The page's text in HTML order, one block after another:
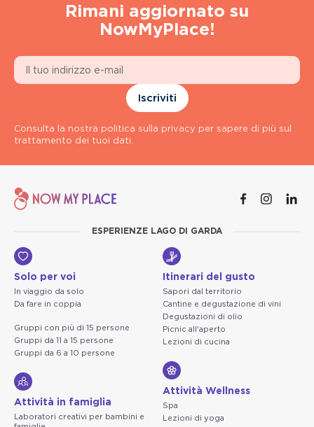
Rimani aggiornato su
NowMyPlace!
Iscriviti
Consulta la nostra politica sulla privacy per sapere di più sul
trattamento dei tuoi dati.
ESPERIENZE LAGO DI GARDA
Solo per voi
In viaggio da solo
Da fare in coppia
Gruppi con più di 15 persone
Gruppi da 11 a 15 persone
Gruppi da 6 a 10 persone
Attività in famiglia
Laboratori creativi per bambini e
Itinerari del gusto
Sapori dal territorio
Cantine e degustazione di vini
Degustazioni di olio
Picnic all'aperto
Lezioni di cucina
Attività Wellness
Spa
Lezioni di yoga